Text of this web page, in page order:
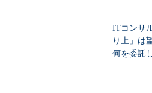
ITコンサ
り上」は
何を委託